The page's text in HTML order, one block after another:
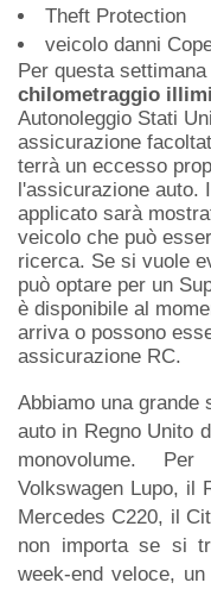
Theft Protection
veicolo danni
Per questa
chilometraggio
Autonoleggio Stati
assicurazione
terrà un eccesso
l'assicurazione auto.
applicato sarà
veicolo che può
ricerca. Se si vuole
può optare per un
è disponibile al
arriva o possono
assicurazione RC.
Abbiamo una grande
auto in Regno Unito
monovolume.
Volkswagen Lupo, il
Mercedes C220, il
non importa se si
week-end veloce,